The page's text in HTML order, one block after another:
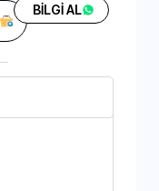
BİLGİ AL